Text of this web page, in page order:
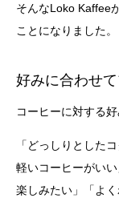
そんなLoko Kaffee
ことになりました。
好みに合わせ
コーヒーに対する
「どっしりとした
軽いコーヒーがい
楽しみたい」「よ